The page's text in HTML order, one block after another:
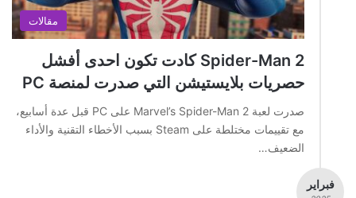
مقالات
Spider-Man 2 كادت تكون احدى أفشل
حصريات بلايستيشن التي صدرت لمنصة PC
صدرت لعبة Marvel’s Spider-Man 2 على PC قبل عدة أسابيع،
مع تقييمات مختلطة على Steam بسبب الأخطاء التقنية والأداء
الضعيف…
فبراير